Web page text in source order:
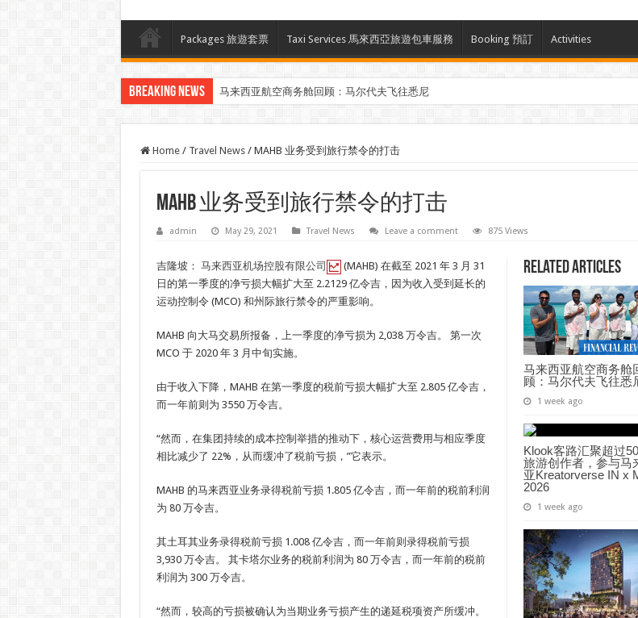
Packages 旅遊套票 Taxi Services 馬來西亞旅遊包車服務 Booking 預訂 Activities
Breaking News 马来西亚航空商务舱回顾：马尔代夫飞往悉尼
Home / Travel News / MAHB 业务受到旅行禁令的打击
MAHB 业务受到旅行禁令的打击
admin May 29, 2021 Travel News Leave a comment 875 Views
Related Articles
马来西亚航空商务舱
顾：马尔代夫飞往悉
1 week ago
Klook客路汇聚超过
旅游创作者，参与马
亚Kreatorverse IN x
2026
1 week ago
吉隆坡： 马来西亚机场控股有限公司
(MAHB) 在截至 2021 年 3 月 31
日的第一季度的净亏损大幅扩大至 2.2129 亿令吉，因为收入受到延长的
运动控制令 (MCO) 和州际旅行禁令的严重影响。
MAHB 向大马交易所报备，上一季度的净亏损为 2,038 万令吉。 第一次
MCO 于 2020 年 3 月中旬实施。
由于收入下降，MAHB 在第一季度的税前亏损大幅扩大至 2.805 亿令吉，
而一年前则为 3550 万令吉。
“然而，在集团持续的成本控制举措的推动下，核心运营费用与相应季度
相比减少了 22%，从而缓冲了税前亏损，”它表示。
MAHB 的马来西亚业务录得税前亏损 1.805 亿令吉，而一年前的税前利润
为 80 万令吉。
其土耳其业务录得税前亏损 1.008 亿令吉，而一年前则录得税前亏损
3,930 万令吉。 其卡塔尔业务的税前利润为 80 万令吉，而一年前的税前
利润为 300 万令吉。
“然而，较高的亏损被确认为当期业务亏损产生的递延税项资产所缓冲。